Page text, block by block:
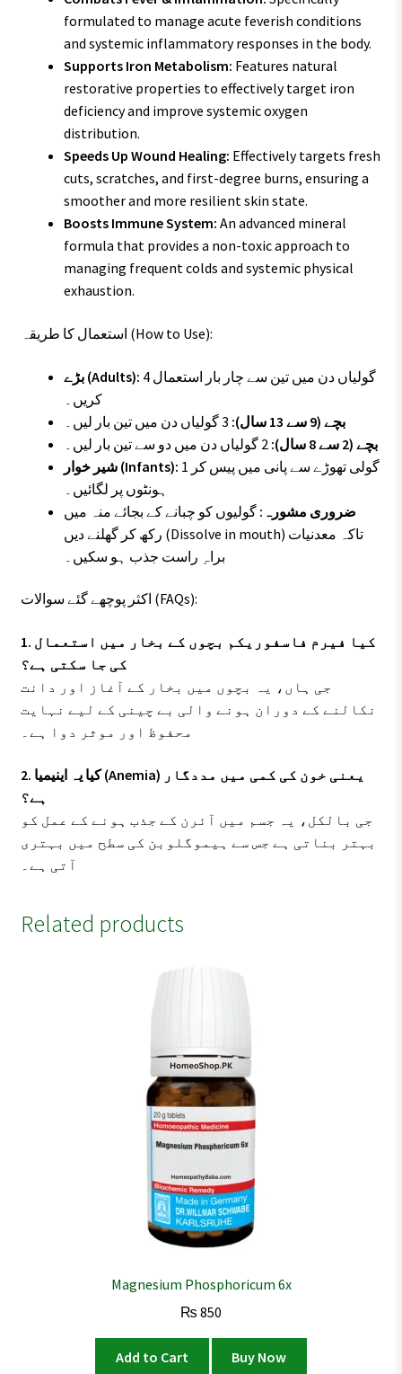
formulated to manage acute feverish conditions
and systemic inflammatory responses in the body.
Supports Iron Metabolism: Features natural
restorative properties to effectively target iron
deficiency and improve systemic oxygen
distribution.
Speeds Up Wound Healing: Effectively targets fresh
cuts, scratches, and first-degree burns, ensuring a
smoother and more resilient skin state.
Boosts Immune System: An advanced mineral
formula that provides a non-toxic approach to
managing frequent colds and systemic physical
exhaustion.
استعمال کا طریقہ (How to Use):
بڑے (Adults): 4 گولیاں دن میں تین سے چار بار استعمال
کریں۔
بچے (9 سے 13 سال):
بچے (2 سے 8 سال):
2 گولیاں دن میں دو سے تین بار لیں۔
شیر خوار (Infants): 1 گولی تھوڑے سے پانی میں پیس کر
ہونٹوں پر لگائیں۔
ضروری مشورہ: گولیوں کو چبانے کے بجائے منہ میں
رکھ کر گھلنے دیں (Dissolve in mouth) تاکہ معدنیات
براہِ راست جذب ہو سکیں۔
اکثر پوچھے گئے سوالات (FAQs):
1. کیا فیرم فاسفوریکم بچوں کے بخار میں استعمال
کی جا سکتی ہے؟
جی ہاں، یہ بچوں میں بخار کے آغاز اور دانت
نکالنے کے دوران ہونے والی بے چینی کے لیے نہایت
محفوظ اور موثر دوا ہے۔
2. کیا یہ اینیمیا (Anemia) یعنی خون کی کمی میں مددگار
ہے؟
جی بالکل، یہ جسم میں آئرن کے جذب ہونے کے عمل کو
بہتر بناتی ہے جس سے ہیموگلوبن کی سطح میں بہتری
آتی ہے۔
Related products
Magnesium Phosphoricum 6x
₨ 850
Add to Cart Buy Now